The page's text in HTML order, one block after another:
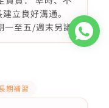
立良好溝通。
一至五/週末另議
期補習